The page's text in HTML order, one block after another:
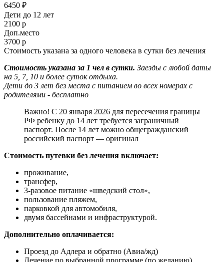
6450 ₽
Дети до 12 лет
2100 р
Доп.место
3700 р
Стоимость указана за одного человека в сутки без лечения
Стоимость указана за 1 чел в сутки. Заезды с любой даты
на 5, 7, 10 и более суток отдыха.
Дети до 3 лет без места с питанием во всех номерах с
родителями - бесплатно
Важно! С 20 января 2026 для пересечения границы
РФ ребенку до 14 лет требуется заграничный
паспорт. После 14 лет можно общегражданский
российский паспорт — оригинал
Стоимость путевки без лечения включает:
проживание,
трансфер,
3-разовое питание «шведский стол»,
пользование пляжем,
парковкой для автомобиля,
двумя бассейнами и инфраструктурой.
Дополнительно оплачивается:
Проезд до Адлера и обратно (Авиа/жд)